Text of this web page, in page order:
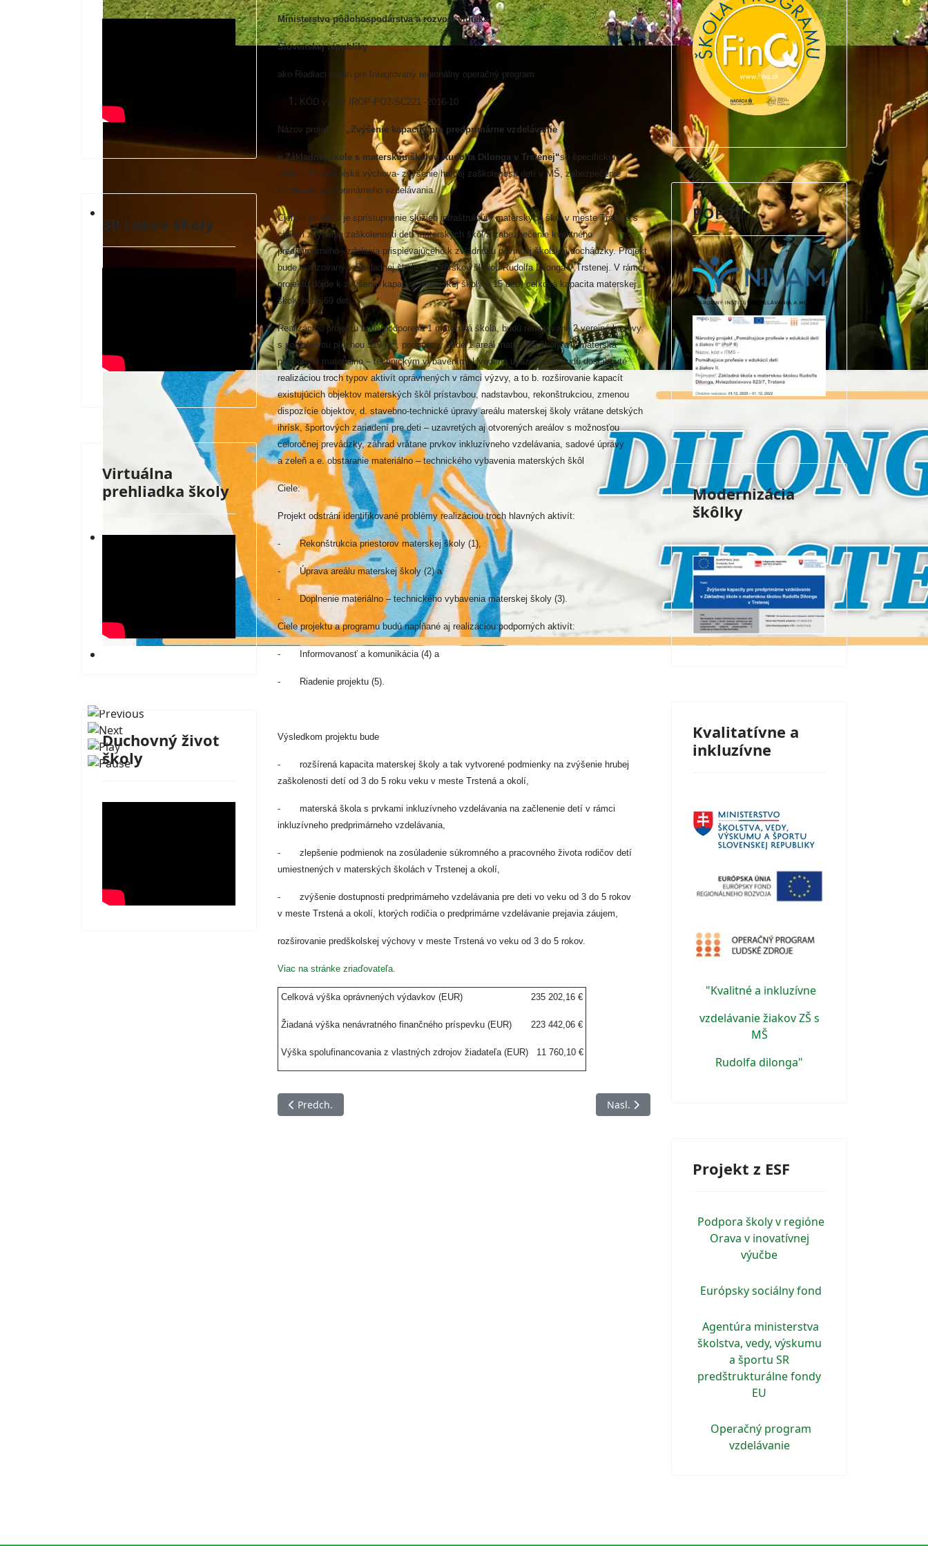
ZÁUJMOVÉ VYUČOVANIE A MIMOŠKOLSKÉ AKTIVITY
30. výročie vzniku školy
30 rokov školy
Virtuálna
prehliadka školy
Duchovný život
školy
Ministerstvo pôdohospodárstva a rozvoja vidieka
Slovenskej republiky
ako Riadiaci orgán pre Integrovaný regionálny operačný program
KÓD výzvy IROP-PO2-SC221 -2016-10
Názov projektu: „Zvýšenie kapacity pre predprimárne vzdelávanie
v Základnej škole s materskou školou Rudolfa Dilonga v Trstenej“so špecifickým
cieľom: Predškolská výchova- zvýšenie hrubej zaškolenosti detí v MŠ, zabezpečenie
kvalitného predprimárneho vzdelávania.
Cieľom projektu je sprístupnenie služieb infraštruktúry materských škôl v meste Trstená s
cieľom zvýšenia zaškolenosti detí materských škôl a zabezpečenie kvalitného
predprimárneho vzdelania prispievajúceho k zvládnutiu povinnej školskej dochádzky. Projekt
bude realizovaný v Základnej škole s materskou školou Rudolfa Dilonga v Trstenej. V rámci
projektu dôjde k zvýšeniu kapacity materskej školy o 15 detí; celková kapacita materskej
školy bude 69 detí.
Realizáciou projektu bude podporená 1 materská škola, budú renovované 2 verejné budovy
s podlahovou plochou 519 m2, podporený bude 1 areál materskej školy a 1 materská
podporená materiálno – technickým vybavením. Uvedené ukazovatele budú dosiahnuté
realizáciou troch typov aktivít oprávnených v rámci výzvy, a to b. rozširovanie kapacít
existujúcich objektov materských škôl prístavbou, nadstavbou, rekonštrukciou, zmenou
dispozície objektov, d. stavebno-technické úpravy areálu materskej školy vrátane detských
ihrísk, športových zariadení pre deti – uzavretých aj otvorených areálov s možnosťou
celoročnej prevádzky, záhrad vrátane prvkov inkluzívneho vzdelávania, sadové úpravy
a zeleň a e. obstaranie materiálno – technického vybavenia materských škôl
Ciele:
Projekt odstráni identifikované problémy realizáciou troch hlavných aktivít:
- Rekonštrukcia priestorov materskej školy (1),
- Úprava areálu materskej školy (2) a
- Doplnenie materiálno – technického vybavenia materskej školy (3).
Ciele projektu a programu budú napĺňané aj realizáciou podporných aktivít:
- Informovanosť a komunikácia (4) a
- Riadenie projektu (5).
Výsledkom projektu bude
- rozšírená kapacita materskej školy a tak vytvorené podmienky na zvýšenie hrubej
zaškolenosti detí od 3 do 5 roku veku v meste Trstená a okolí,
- materská škola s prvkami inkluzívneho vzdelávania na začlenenie detí v rámci
inkluzívneho predprimárneho vzdelávania,
- zlepšenie podmienok na zosúladenie súkromného a pracovného života rodičov detí
umiestnených v materských školách v Trstenej a okolí,
- zvýšenie dostupnosti predprimárneho vzdelávania pre deti vo veku od 3 do 5 rokov
v meste Trstená a okolí, ktorých rodičia o predprimárne vzdelávanie prejavia záujem,
rozširovanie predškolskej výchovy v meste Trstená vo veku od 3 do 5 rokov.
Viac na stránke zriaďovateľa.
Celková výška oprávnených výdavkov (EUR) 235 202,16 €
Žiadaná výška nenávratného finančného príspevku (EUR) 223 442,06 €
Výška spolufinancovania z vlastných zdrojov žiadateľa (EUR) 11 760,10 €
Predchádzajúci článok: Rekonštrukcia telocvične, náraďovne a sociálnych zariadení
Predch. Nasledujúci článok: Vybudovanie a zlepšenie technického
Nasl.
POP II
Modernizácia
škôlky
Kvalitatívne a
inkluzívne
"Kvalitné a inkluzívne
vzdelávanie žiakov ZŠ s
MŠ
Rudolfa dilonga"
Projekt z ESF
Podpora školy v regióne
Orava v inovatívnej
výučbe
Európsky sociálny fond
Agentúra ministerstva
školstva, vedy, výskumu
a športu SR
predštrukturálne fondy
EU
Operačný program
vzdelávanie